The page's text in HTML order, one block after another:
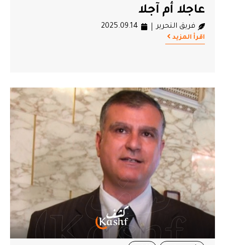
عاجلا أم آجلا
فريق التحرير 2025.09.14
اقرأ المزيد